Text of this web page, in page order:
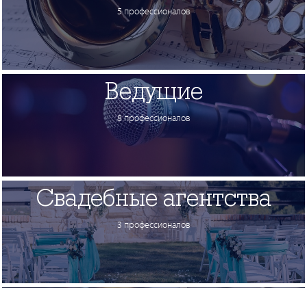
5 профессионалов
Ведущие
8 профессионалов
Свадебные агентства
3 профессионалов